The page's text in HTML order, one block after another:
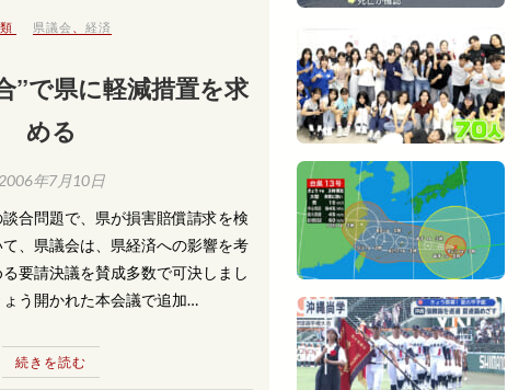
県議会 、経済
”で県に軽減措置を求
める
2006年7月10日
合問題で、県が損害賠償請求を検
、県議会は、県経済への影響を考
要請決議を賛成多数で可決しまし
う開かれた本会議で追加…
続きを読む